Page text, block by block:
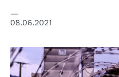
08.06.2021